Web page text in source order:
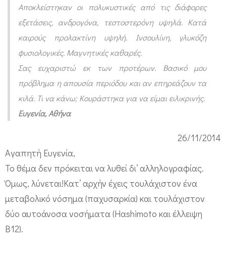
ρ
ό
δ
ο
υ
Αποκλείστηκαν οι πολυκυστικές από τις διάφορες
εξετάσεις, ανδρογόνα, τεστοστερόνη υψηλά. Κατά
καιρούς προλακτίνη υψηλή. Ινσουλίνη, γλυκόζη
φυσιολογικές. Μαγνητικές καθαρές.
Σας ευχαριστώ εκ των προτέρων. Βασικό μου
πρόβλημα η απουσία περιόδου και αν επηρεάζουν τα
κιλά. Τι να κάνω; Κουράστηκα για να είμαι ειλικρινής.
Ευγενία, Αθήνα
26/11/2014
Aγαπητή Ευγενία,
Το θέμα δεν πρόκειται να λυθεί δι’ αλληλογραφίας.
Όμως, λύνεται!Κατ’ αρχήν έχεις τουλάχιστον ένα
μεταβολικό νόσημα (παχυσαρκία) και τουλάχιστον
δύο αυτοάνοσα νοσήματα (Ηαshimoto και έλλειψη
Β12).